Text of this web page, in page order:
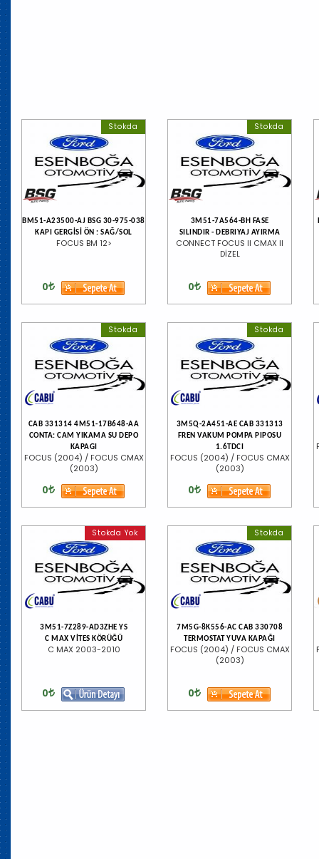
Stokda
BM51-A23500-AJ BSG 30-975-038
KAPI GERGİSİ ÖN : SAĞ/SOL
FOCUS BM 12>
0
Stokda
3M51-7A564-BH FASE
SILINDIR - DEBRIYAJ AYIRMA
CONNECT FOCUS II CMAX II
DİZEL
0
Stokda
CAB 331314 4M51-17B648-AA
CONTA: CAM YIKAMA SU DEPO
KAPAGI
FOCUS (2004) / FOCUS CMAX
(2003)
0
Stokda
3M5Q-2A451-AE CAB 331313
FREN VAKUM POMPA PIPOSU
1.6TDCI
FOCUS (2004) / FOCUS CMAX
(2003)
0
Stokda Yok
3M51-7Z289-AD3ZHE YS
C MAX VİTES KÖRÜĞÜ
C MAX 2003-2010
0
Stokda
7M5G-8K556-AC CAB 330708
TERMOSTAT YUVA KAPAĞI
FOCUS (2004) / FOCUS CMAX
(2003)
0